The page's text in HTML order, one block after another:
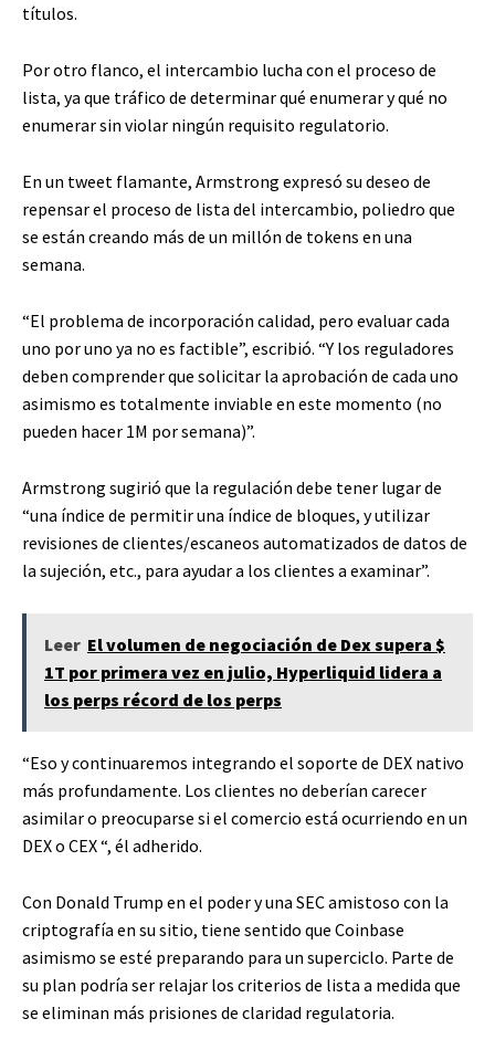
títulos.
Por otro flanco, el intercambio lucha con el proceso de
lista, ya que tráfico de determinar qué enumerar y qué no
enumerar sin violar ningún requisito regulatorio.
En un tweet flamante, Armstrong expresó su deseo de
repensar el proceso de lista del intercambio, poliedro que
se están creando más de un millón de tokens en una
semana.
“El problema de incorporación calidad, pero evaluar cada
uno por uno ya no es factible”, escribió. “Y los reguladores
deben comprender que solicitar la aprobación de cada uno
asimismo es totalmente inviable en este momento (no
pueden hacer 1M por semana)”.
Armstrong sugirió que la regulación debe tener lugar de
“una índice de permitir una índice de bloques, y utilizar
revisiones de clientes/escaneos automatizados de datos de
la sujeción, etc., para ayudar a los clientes a examinar”.
Leer El volumen de negociación de Dex supera $
1T por primera vez en julio, Hyperliquid lidera a
los perps récord de los perps
“Eso y continuaremos integrando el soporte de DEX nativo
más profundamente. Los clientes no deberían carecer
asimilar o preocuparse si el comercio está ocurriendo en un
DEX o CEX “, él adherido.
Con Donald Trump en el poder y una SEC amistoso con la
criptografía en su sitio, tiene sentido que Coinbase
asimismo se esté preparando para un superciclo. Parte de
su plan podría ser relajar los criterios de lista a medida que
se eliminan más prisiones de claridad regulatoria.